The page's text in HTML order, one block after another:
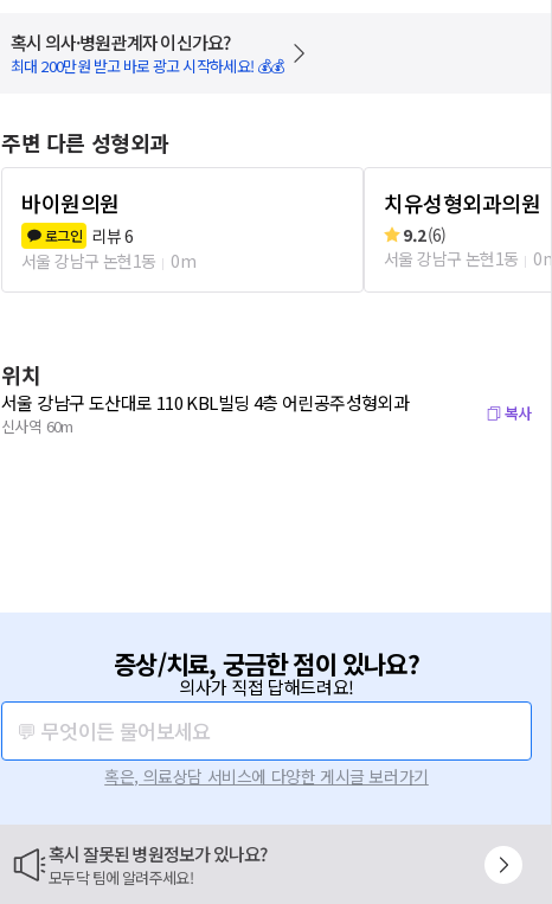
혹시 의사·병원관계자 이신가요?
최대 200만원 받고 바로 광고 시작하세요! 💰💰
주변 다른 성형외과
바이원의원
로그인 리뷰6
서울 강남구 논현1동
0m
치유성형외과의원
9.2(6)
서울 강남구 논현1동
0m
위치
서울 강남구 도산대로 110 KBL빌딩 4층 어린공주성형외과
신사역 60m
복사
증상/치료, 궁금한 점이 있나요?
의사가 직접 답해드려요!
💬 무엇이든 물어보세요
혹은, 의료상담 서비스에 다양한 게시글 보러가기
혹시 잘못된 병원정보가 있나요?
모두닥 팀에 알려주세요!
요청하신 작업을 처리하지 못했습니다.
네트워크 또는 서버의 일시적인 오류로, 잠시 후 다시 시도해주세요.